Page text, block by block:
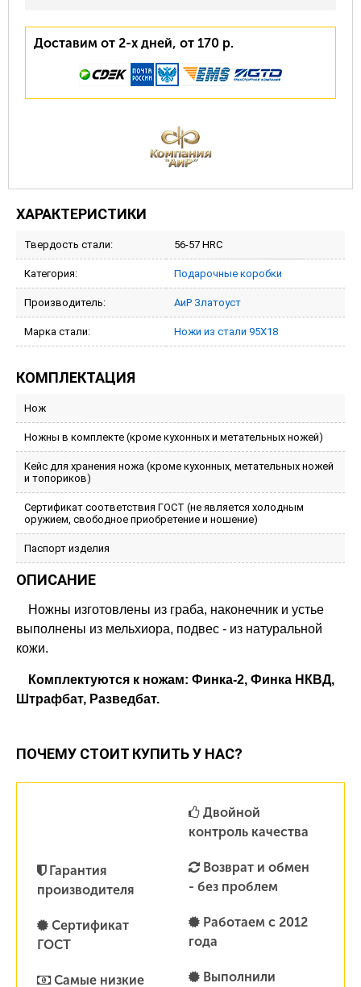
Доставим от 2-х дней, от 170 р.
ХАРАКТЕРИСТИКИ
Твердость стали: 56-57 HRC
Категория: Подарочные коробки
Производитель: АиР Златоуст
Марка стали: Ножи из стали 95Х18
КОМПЛЕКТАЦИЯ
Нож
Ножны в комплекте (кроме кухонных и метательных ножей)
Кейс для хранения ножа (кроме кухонных, метательных ножей
и топориков)
Сертификат соответствия ГОСТ (не является холодным
оружием, свободное приобретение и ношение)
Паспорт изделия
ОПИСАНИЕ
Ножны изготовлены из граба, наконечник и устье
выполнены из мельхиора, подвес - из натуральной
кожи.
Комплектуются к ножам: Финка-2, Финка НКВД,
Штрафбат, Разведбат.
ПОЧЕМУ СТОИТ КУПИТЬ У НАС?
Гарантия
производителя
Сертификат
ГОСТ
Самые низкие
Двойной
контроль качества
Возврат и обмен
- без проблем
Работаем с 2012
года
Выполнили